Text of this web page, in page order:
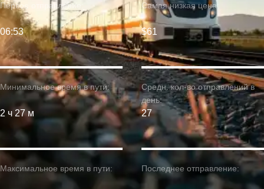
Минимальное время в пути:
2 ч 27 м
Первое отправление:
06:53
Максимальное время в пути:
Самая низкая цена:
$61
Средн. кол-во отправлений в
день:
27
Последнее отправление: